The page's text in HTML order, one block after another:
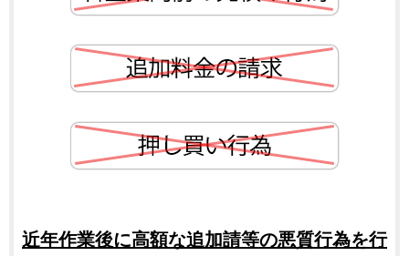
近年作業後に高額な追加請等の悪質行為を行